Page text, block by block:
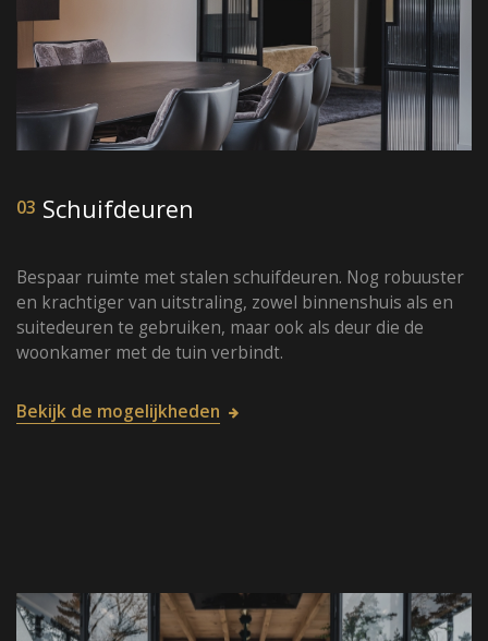
03 Schuifdeuren
Bespaar ruimte met stalen schuifdeuren. Nog robuuster
en krachtiger van uitstraling, zowel binnenshuis als en
suitedeuren te gebruiken, maar ook als deur die de
woonkamer met de tuin verbindt.
Bekijk de mogelijkheden